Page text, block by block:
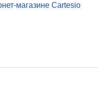
магазине Cartesio